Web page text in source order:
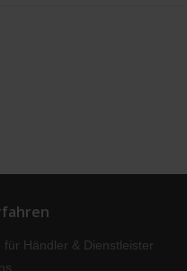
für Händler & Dienstleister